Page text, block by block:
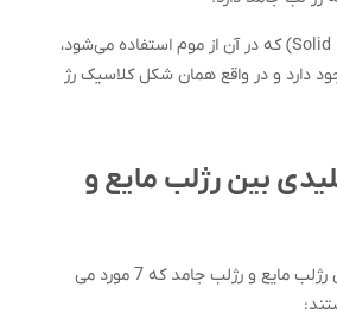
(Solid Lipstick) که در آن از موم استفاده می‌شود،
دارد و در واقع همان شکل کلاسیک رژ
بین رژلب مایع و
تفاوت‌های کلیدی بین رژلب مایع و رژلب جامد که 7 مورد می